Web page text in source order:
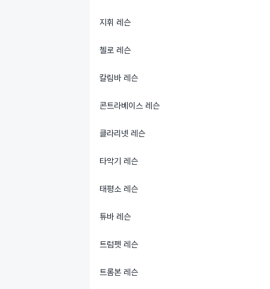
지휘 레슨
첼로 레슨
칼림바 레슨
콘트라베이스 레슨
클라리넷 레슨
타악기 레슨
태평소 레슨
튜바 레슨
트럼펫 레슨
트롬본 레슨